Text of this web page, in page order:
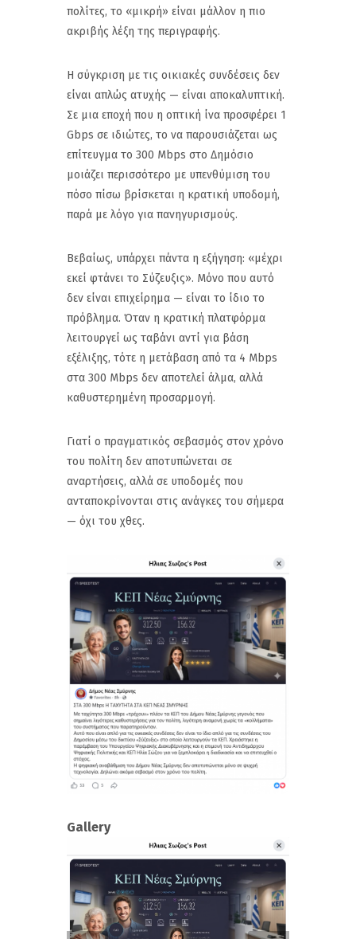
πολίτες, το «μικρή» είναι μάλλον η πιο
ακριβής λέξη της περιγραφής.
Η σύγκριση με τις οικιακές συνδέσεις δεν
είναι απλώς ατυχής — είναι αποκαλυπτική.
Σε μια εποχή που η οπτική ίνα προσφέρει 1
Gbps σε ιδιώτες, το να παρουσιάζεται ως
επίτευγμα το 300 Mbps στο Δημόσιο
μοιάζει περισσότερο με υπενθύμιση του
πόσο πίσω βρίσκεται η κρατική υποδομή,
παρά με λόγο για πανηγυρισμούς.
Βεβαίως, υπάρχει πάντα η εξήγηση: «μέχρι
εκεί φτάνει το Σύζευξις». Μόνο που αυτό
δεν είναι επιχείρημα — είναι το ίδιο το
πρόβλημα. Όταν η κρατική πλατφόρμα
λειτουργεί ως ταβάνι αντί για βάση
εξέλιξης, τότε η μετάβαση από τα 4 Mbps
στα 300 Mbps δεν αποτελεί άλμα, αλλά
καθυστερημένη προσαρμογή.
Γιατί ο πραγματικός σεβασμός στον χρόνο
του πολίτη δεν αποτυπώνεται σε
αναρτήσεις, αλλά σε υποδομές που
ανταποκρίνονται στις ανάγκες του σήμερα
— όχι του χθες.
Gallery